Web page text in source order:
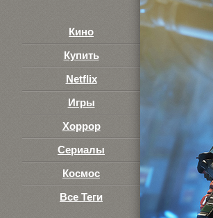
2
3
Кино
Купить
Netflix
Игры
Хоррор
Сериалы
Космос
Все Теги